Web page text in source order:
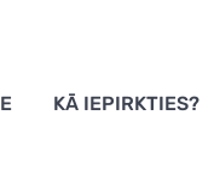
KĀ IEPIRKTIES?